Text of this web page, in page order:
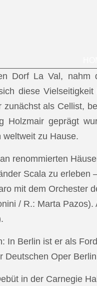
Dorf La Val,
diese
als Cellist,
Holzmair geprägt
weltweit zu Hause.
renommierten
Scala zu
mit dem Orchester
/ R.: Marta
In Berlin ist er als
Oper
in der Carnegie